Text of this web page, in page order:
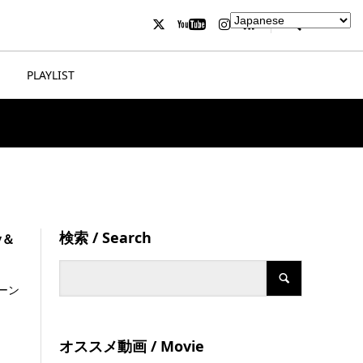
PLAYLIST
ン
検索 / Search
オススメ動画 / Movie